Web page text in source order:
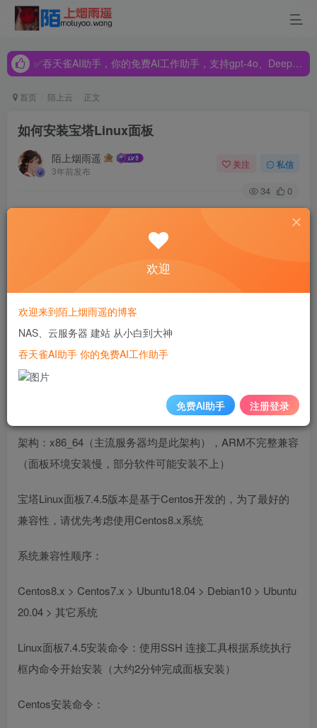
✅吞天雀AI助手，你的免费AI工作助手，支持gpt-4o、DeepSeek、Claude🔥🔥🔥🔥
✅吞天雀AI助手，你的免费AI工作助手，支持gpt-4o、DeepSeek、Claude🔥🔥🔥🔥
首页 陌上云 正文
如何安装宝塔Linux面板
陌上烟雨遥
3年前发布
关注 私信
34 0
内存：512M以上，推荐768M以上（纯面板约占系统60M内
硬盘：300M以上可用硬盘空间（纯面板约占20M磁盘空间）
系统：CentOS 7.1+ (Ubuntu16.04+.、Debian9.0+)，
干净的操作系统， 没有安装过其它环境带的
Apache/Nginx/php/MySQL/pgsql/gitlab/java
架构：x86_64（主流服务器均是此架构），ARM不完整兼容
（面板环境安装慢，部分软件可能安装不上）
宝塔Linux面板7.4.5版本是基于Centos开发的，为了最好的
兼容性，请优先考虑使用Centos8.x系统
系统兼容性顺序：
Centos8.x > Centos7.x > Ubuntu18.04 > Debian10 > Ubuntu
20.04 > 其它系统
Linux面板7.4.5安装命令： 使用SSH 连接工具根据系统执行
框内命令开始安装（大约2分钟完成面板安装）
Centos安装命令：
欢迎
欢迎来到陌上烟雨遥的博客
NAS、云服务器 建站 从小白到大神
吞天雀AI助手 你的免费AI工作助手
免费AI助手 注册登录